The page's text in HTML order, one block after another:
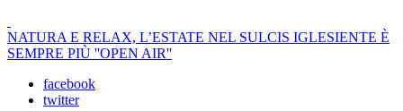
NATURA E RELAX, L’ESTATE NEL SULCIS IGLESIENTE È
SEMPRE PIÙ ''OPEN AIR''
facebook
twitter